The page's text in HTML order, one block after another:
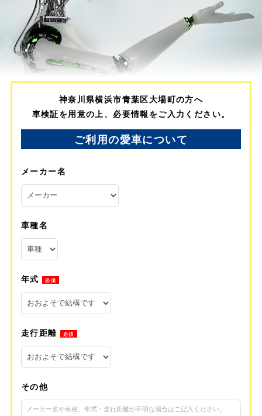
神奈川県横浜市青葉区大場町の方へ
車検証を用意の上、必要情報をご入力ください。
ご利用の愛車について
メーカー名
車種名
年式 必須
走行距離 必須
その他